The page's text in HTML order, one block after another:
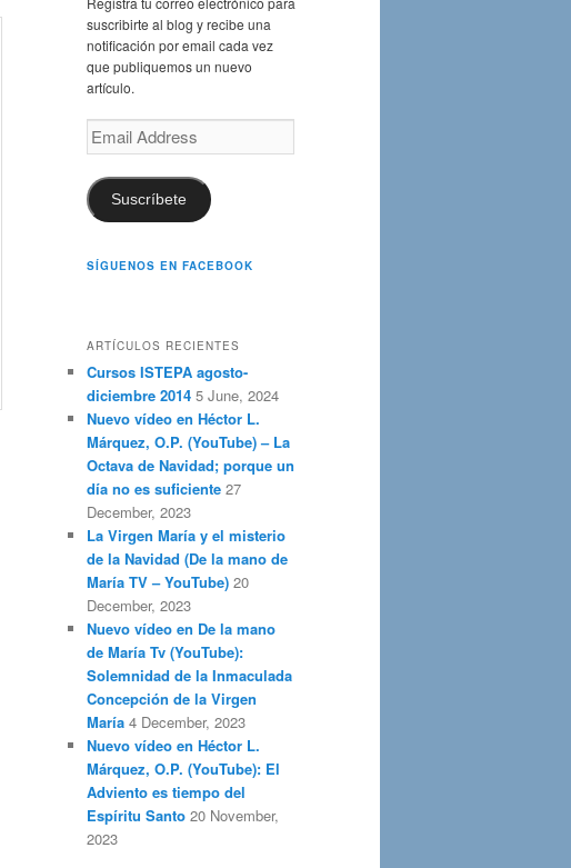
suscribirte al blog y recibe una
notificación por email cada vez
que publiquemos un nuevo
artículo.
Email
Address
Suscríbete
SÍGUENOS EN FACEBOOK
ARTÍCULOS RECIENTES
Cursos ISTEPA agosto-
diciembre 2014 5 June, 2024
Nuevo vídeo en Héctor L.
Márquez, O.P. (YouTube) – La
Octava de Navidad; porque un
día no es suficiente 27
December, 2023
La Virgen María y el misterio
de la Navidad (De la mano de
María TV – YouTube) 20
December, 2023
Nuevo vídeo en De la mano
de María Tv (YouTube):
Solemnidad de la Inmaculada
Concepción de la Virgen
María 4 December, 2023
Nuevo vídeo en Héctor L.
Márquez, O.P. (YouTube): El
Adviento es tiempo del
Espíritu Santo 20 November,
2023